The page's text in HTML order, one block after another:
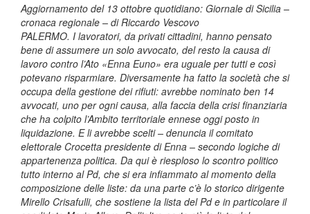
Aggiornamento del 13 ottobre quotidiano: Giornale di Sicilia –
cronaca regionale – di Riccardo Vescovo
PALERMO. I lavoratori, da privati cittadini, hanno pensato
bene di assumere un solo avvocato, del resto la causa di
lavoro contro l’Ato «Enna Euno» era uguale per tutti e così
potevano risparmiare. Diversamente ha fatto la società che si
occupa della gestione dei rifiuti: avrebbe nominato ben 14
avvocati, uno per ogni causa, alla faccia della crisi finanziaria
che ha colpito l’Ambito territoriale ennese oggi posto in
liquidazione. E li avrebbe scelti – denuncia il comitato
elettorale Crocetta presidente di Enna – secondo logiche di
appartenenza politica. Da qui è riesploso lo scontro politico
tutto interno al Pd, che si era infiammato al momento della
composizione delle liste: da una parte c’è lo storico dirigente
Mirello Crisafulli, che sostiene la lista del Pd e in particolare il